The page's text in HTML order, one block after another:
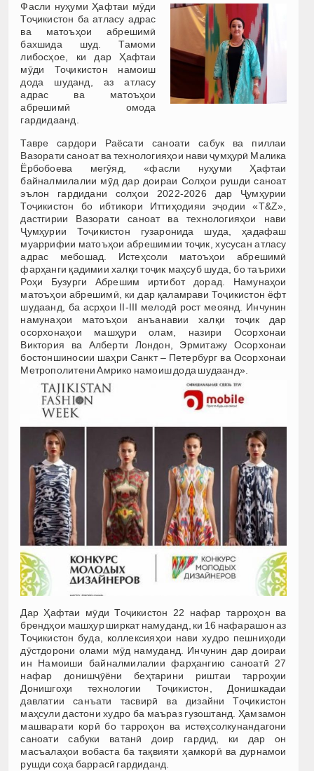
Фасли нуҳуми Ҳафтаи мӯди
Тоҷикистон ба атласу адрас
ва матоъҳои абрешимӣ
бахшида шуд. Тамоми
либосҳое, ки дар Ҳафтаи
мӯди Тоҷикистон намоиш
дода шуданд, аз атласу
адрас ва матоъҳои
абрешимӣ омода
гардидаанд.
Тавре сардори Раёсати саноати сабук ва пиллаи
Вазорати саноат ва технологияҳои нави ҷумҳурӣ Малика
Ёрбобоева мегӯяд, «фасли нуҳуми Ҳафтаи
байналмилалии мӯд дар доираи Солҳои рушди саноат
эълон гардидани солҳои 2022-2026 дар Ҷумҳурии
Тоҷикистон бо ибтикори Иттиҳодияи эҷодии «Т&Z»,
дастгирии Вазорати саноат ва технологияҳои нави
Ҷумҳурии Тоҷикистон гузаронида шуда, ҳадафаш
муаррифии матоъҳои абрешимии тоҷик, хусусан атласу
адрас мебошад. Истеҳсоли матоъҳои абрешимӣ
фарҳанги қадимии халқи тоҷик маҳсуб шуда, бо таърихи
Роҳи Бузурги Абрешим иртибот дорад. Намунаҳои
матоъҳои абрешимӣ, ки дар қаламрави Тоҷикистон ёфт
шудаанд, ба асрҳои II-III мелодӣ рост меоянд. Инчунин
намунаҳои матоъҳои анъанавии халқи тоҷик дар
осорхонаҳои машҳури олам, назири Осорхонаи
Виктория ва Алберти Лондон, Эрмитажу Осорхонаи
бостоншиносии шаҳри Санкт – Петербург ва Осорхонаи
Метрополитени Амрико намоиш дода шудаанд».
Дар Ҳафтаи мӯди Тоҷикистон 22 нафар тарроҳон ва
брендҳои машҳур ширкат намуданд, ки 16 нафарашон аз
Тоҷикистон буда, коллексияҳои нави худро пешниҳоди
дӯстдорони олами мӯд намуданд. Инчунин дар доираи
ин Намоиши байналмилалии фарҳангию саноатӣ 27
нафар донишҷӯёни беҳтарини риштаи тарроҳии
Донишгоҳи технологии Тоҷикистон, Донишкадаи
давлатии санъати тасвирӣ ва дизайни Тоҷикистон
маҳсули дастони худро ба маъраз гузоштанд. Ҳамзамон
машварати корӣ бо тарроҳон ва истеҳсолкунандагони
саноати сабуки ватанӣ доир гардид, ки дар он
масъалаҳои вобаста ба тақвияти ҳамкорӣ ва дурнамои
рушди соҳа баррасӣ гардиданд.